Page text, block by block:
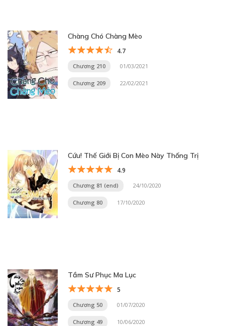
Chàng Chó Chàng Mèo
4.7
Chương 210 01/03/2021
Chương 209 22/02/2021
Cứu! Thế Giới Bị Con Mèo Này Thống Trị
4.9
Chương 81 (end) 24/10/2020
Chương 80 17/10/2020
Tầm Sư Phục Ma Lục
5
Chương 50 01/07/2020
Chương 49 10/06/2020